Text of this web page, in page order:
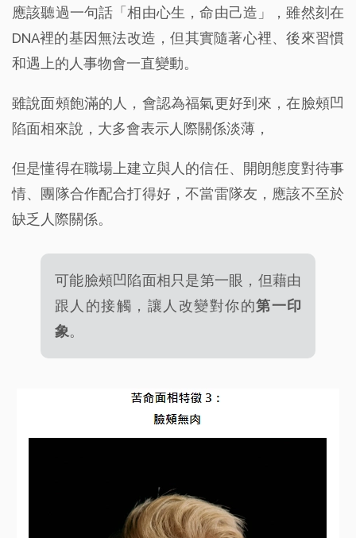
應該聽過一句話「相由心生，命由己造」，雖然刻在
DNA裡的基因無法改造，但其實隨著心裡、後來習慣
和遇上的人事物會一直變動。
雖說面頰飽滿的人，會認為福氣更好到來，在臉頰凹
陷面相來說，大多會表示人際關係淡薄，
但是懂得在職場上建立與人的信任、開朗態度對待事
情、團隊合作配合打得好，不當雷隊友，應該不至於
缺乏人際關係。
可能臉頰凹陷面相只是第一眼，但藉由
跟人的接觸，讓人改變對你的第一印
象。